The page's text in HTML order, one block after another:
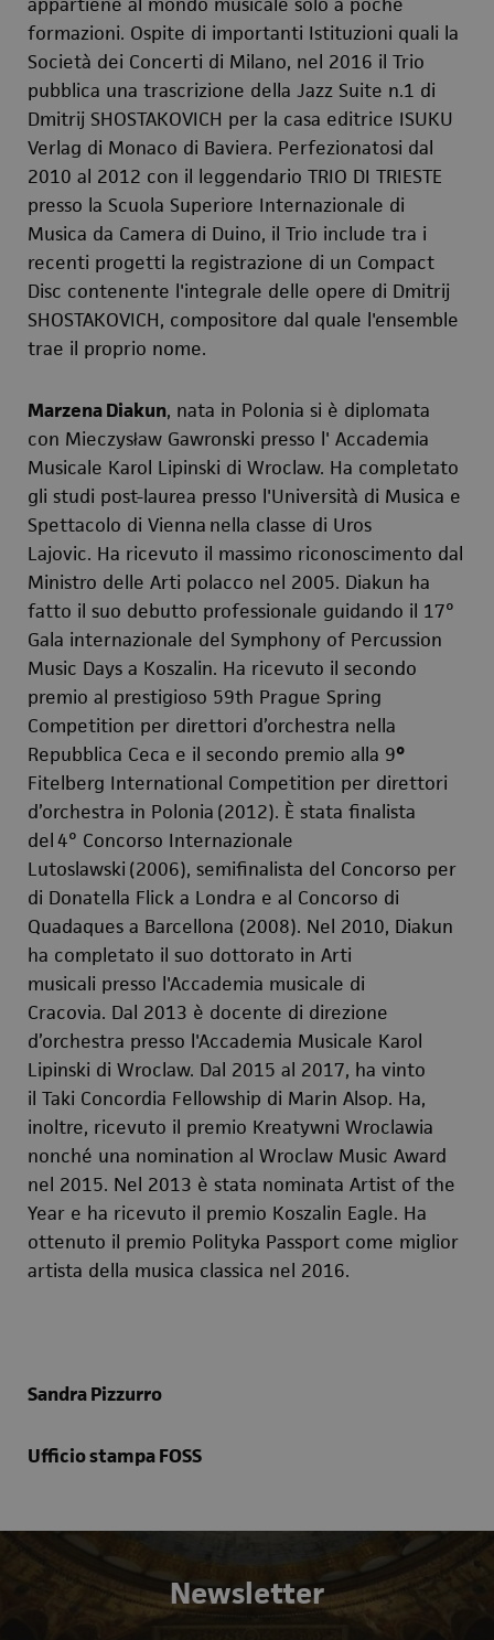
formazioni. Ospite di importanti Istituzioni quali la
Società dei Concerti di Milano, nel 2016 il Trio
pubblica una trascrizione della Jazz Suite n.1 di
Dmitrij SHOSTAKOVICH per la casa editrice ISUKU
Verlag di Monaco di Baviera. Perfezionatosi dal
2010 al 2012 con il leggendario TRIO DI TRIESTE
presso la Scuola Superiore Internazionale di
Musica da Camera di Duino, il Trio include tra i
recenti progetti la registrazione di un Compact
Disc contenente l'integrale delle opere di Dmitrij
SHOSTAKOVICH, compositore dal quale l'ensemble
trae il proprio nome.
Marzena Diakun, nata in Polonia si è diplomata
con Mieczysław Gawronski presso l' Accademia
Musicale Karol Lipinski di Wroclaw. Ha completato
gli studi post-laurea presso l'Università di Musica e
Spettacolo di Vienna nella classe di Uros
Lajovic. Ha ricevuto il massimo riconoscimento dal
Ministro delle Arti polacco nel 2005. Diakun ha
fatto il suo debutto professionale guidando il 17°
Gala internazionale del Symphony of Percussion
Music Days a Koszalin. Ha ricevuto il secondo
premio al prestigioso 59th Prague Spring
Competition per direttori d’orchestra nella
Repubblica Ceca e il secondo premio alla 9°
Fitelberg International Competition per direttori
d’orchestra in Polonia (2012). È stata finalista
del4° Concorso Internazionale
Lutoslawski (2006), semifinalista del Concorso per
di Donatella Flick a Londra e al Concorso di
Quadaques a Barcellona (2008). Nel 2010, Diakun
ha completato il suo dottorato in Arti
musicali presso l'Accademia musicale di
Cracovia. Dal 2013 è docente di direzione
d’orchestra presso l'Accademia Musicale Karol
Lipinski di Wroclaw. Dal 2015 al 2017, ha vinto
il Taki Concordia Fellowship di Marin Alsop. Ha,
inoltre, ricevuto il premio Kreatywni Wroclawia
nonché una nomination al Wroclaw Music Award
nel 2015. Nel 2013 è stata nominata Artist of the
Year e ha ricevuto il premio Koszalin Eagle. Ha
ottenuto il premio Polityka Passport come miglior
artista della musica classica nel 2016.
Sandra Pizzurro
Ufficio stampa FOSS
Newsletter